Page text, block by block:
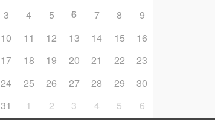
3
4 5 6 7 8
9
10
11 12 13 14 15
16
17
18 19 20 21 22
23
24
25 26 27 28 29
30
31
1 2 3 4 5 6